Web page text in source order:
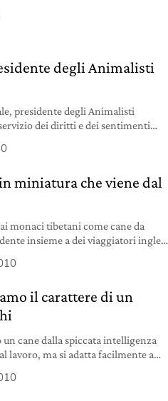
degli Animalisti
presidente degli Animalisti
dei diritti e dei sentimenti
miniatura che viene dal
monaci tibetani come cane da
insieme a dei viaggiatori inglesi
il carattere di un
cane dalla spiccata intelligenza
lavoro, ma si adatta facilmente a